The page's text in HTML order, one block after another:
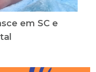
em SC e